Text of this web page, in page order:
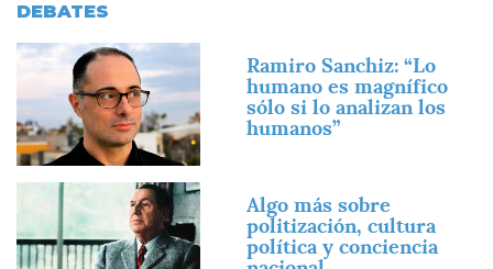
DEBATES
Imagen
Ramiro Sanchiz: “Lo
humano es magnífico
sólo si lo analizan los
humanos”
Algo más sobre
politización, cultura
política y conciencia